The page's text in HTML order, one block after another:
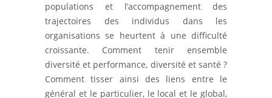
populations et l’accompagnement des
trajectoires des individus dans les
organisations se heurtent à une difficulté
croissante. Comment tenir ensemble
diversité et performance, diversité et santé ?
Comment tisser ainsi des liens entre le
général et le particulier, le local et le global,